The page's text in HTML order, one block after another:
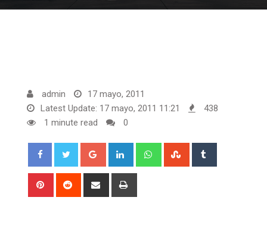
admin
17 mayo, 2011
Latest Update: 17 mayo, 2011 11:21
438
1 minute read
0
Google+ LinkedIn WhatsappStumbleUpon
Pinterest Reddit
Share